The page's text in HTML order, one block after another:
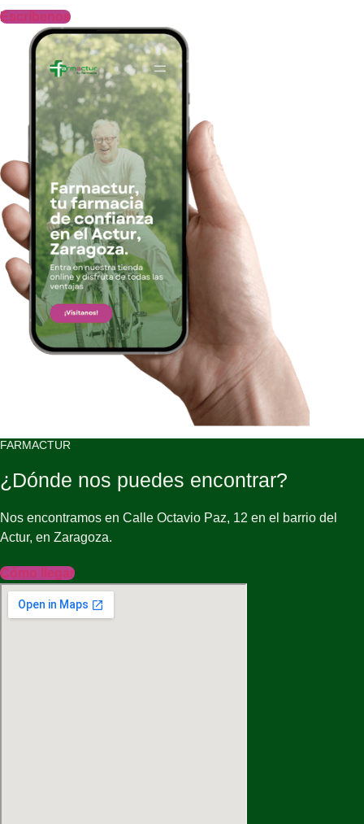
Escríbenos
FARMACTUR
¿Dónde nos puedes encontrar?
Nos encontramos en Calle Octavio Paz, 12 en el barrio del
Actur, en Zaragoza.
Cómo llegar